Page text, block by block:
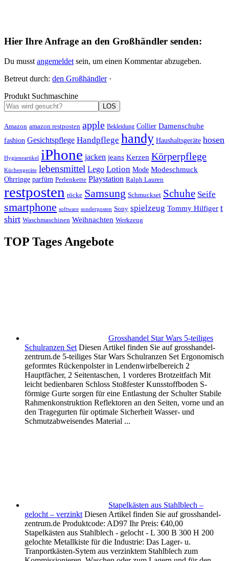
Hier Ihre Anfrage an den Großhändler senden:
Du musst angemeldet sein, um einen Kommentar abzugeben.
Betreut durch: den Großhändler·
Produkt Suchmaschine
LOS
Amazon amazon restposten apple Bekleidung Collier Damenschuhe
fashion Gesichtspflege Handpflege handy Haushaltsgeräte hosen
Hygieneartikel iPhone jacken jeans Kerzen Körperpflege
Küchengeräte lebensmittel Lego Lotion Mode Modeschmuck
Ohrringe parfüm Perlenkette Playstation Ralph Lauren
restposten röcke Samsung Schmuckset Schuhe Seife
smartphone software sonderposten Sony spielzeug Tommy Hilfiger t
shirt Waschmaschinen Weihnachten Werkzeug
TOP Tages Angebote
Grosshandel Star Wars 5-teiliges
Schulranzen Set Diesen Artikel finden Sie auf grosshandel-
zentrum.de 5-teiliges Star Wars Schulranzen Set Ergonomisch
geformtes Rückenpolster in Lendenwirbelbereich 2
Hauptfächer, 2 Seitentaschen, 1 vorderes Brotzeitfach Mit
leicht bedienbaren Schloss Stoßfester Kunsstoffboden S-
förmige Gurte sorgen für eine Entlastung der Schulter Stabile
Rahmenkonstruktion Reflektoren an den Seiten, vorne und an
den Tragegurten für optimale Sicherheit Wasser- und
Schmutzabweisendes Material ...
Stapelkästen aus Stahlblech –
gelocht – verzinkt Diesen Artikel finden Sie auf grosshandel-
zentrum.de Produktcode: AD97 Ihr Preis: €40,00
Stapelkästen aus Stahlblech - gelocht - L 300 B 300 H 200
gelochte Metallkiste für die Industrie: Das Lager- u.
Tranportkästen-Sytem aus verzinktem Stahlblech zum